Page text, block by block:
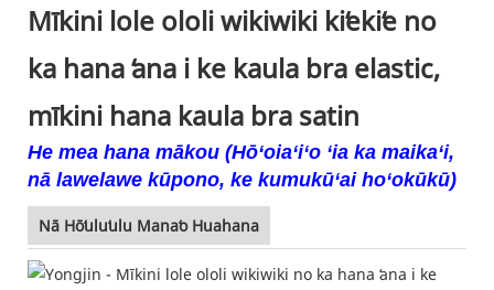
Mīkini lole ololi wikiwiki kiʻekiʻe no
ka hana ʻana i ke kaula bra elastic,
mīkini hana kaula bra satin
He mea hana mākou (Hōʻoiaʻiʻo ʻia ka maikaʻi,
nā lawelawe kūpono, ke kumukūʻai hoʻokūkū)
Nā Hōʻuluʻulu Manaʻo Huahana